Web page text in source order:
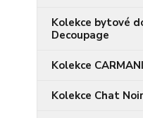
Kolekce bytové
Decoupage
Kolekce CARMANI
Kolekce Chat Noir